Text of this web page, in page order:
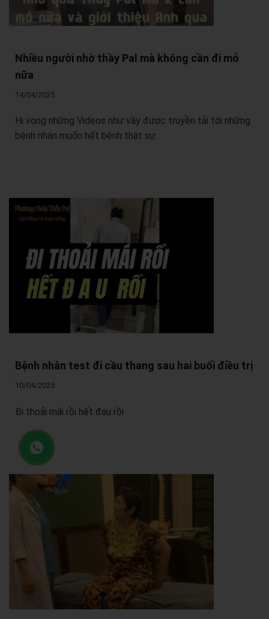
Nhiều người nhờ thầy Pal mà không cần đi mỗ
nữa
14/04/2025
Hi vọng những Videos như vầy được truyền tải tới những
bệnh nhân muốn hết bệnh thật sự.
Bệnh nhân test đi cầu thang sau hai buổi điều trị
10/04/2025
Đi thoải mái rồi hết đau rồi